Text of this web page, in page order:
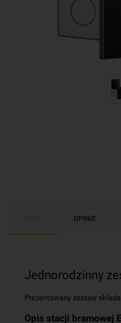
OPIS OPINIE
Jednorodzinny
Prezentowany zestaw
Opis stacji bramowej